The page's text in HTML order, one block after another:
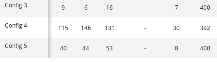
Config 3 9 6 16 - 7 400
Config 4 115 146 131 - 30 392
Config 5 40 44 53 - 8 400